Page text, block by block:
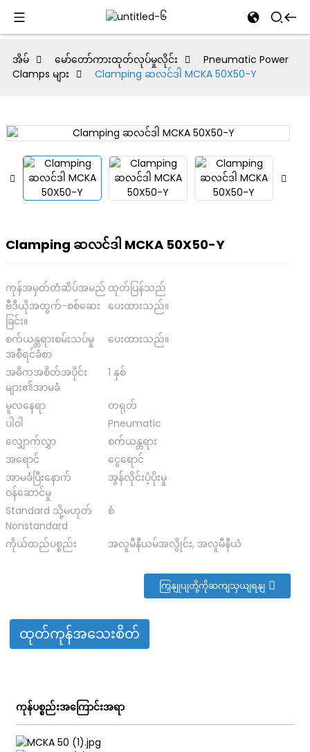
အိမ် မော်တော်ကားထုတ်လုပ်မှုလိုင်း
Pneumatic Power
Clamps များ
Clamping ဆလင်ဒါ MCKA 50X50-Y
Clamping ဆလင်ဒါ MCKA 50X50-Y
ကုန်အမှတ်တံဆိပ်အမည် ထုတ်ပြန်သည်
ဗီဒီယိုအထွက်-စစ်ဆေး
ခြင်း။
ပေးထားသည်။
စက်ယန္တရားစမ်းသပ်မှု
အစီရင်ခံစာ
ပေးထားသည်။
အဓိကအစိတ်အပိုင်း
များ၏အာမခံ
1 နှစ်
မူလနေရာ
တရုတ်
ပါဝါ
Pneumatic
လျှောက်လွှာ
စက်ယန္တရား
အရောင်
ငွေရောင်
အာမခံပြီးနောက်
ဝန်ဆောင်မှု
အွန်လိုင်းပံ့ပိုးမှု
Standard သို့မဟုတ်
Nonstandard
စံ
ကိုယ်ထည်ပစ္စည်း အလူမီနီယမ်အလွိုင်း, အလူမီနီယံ
ကြှနျုပျတို့ကိုဆကျသှယျရနျ
ထုတ်ကုန်အသေးစိတ်
ကုန်ပစ္စည်းအကြောင်းအရာ